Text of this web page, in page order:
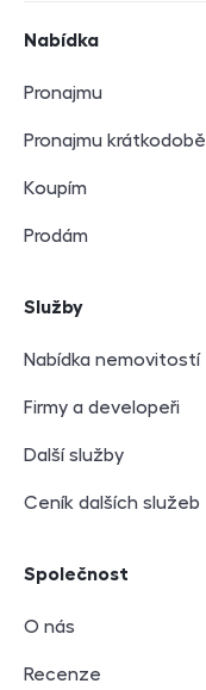
Nabídka
Pronajmu
Pronajmu krátkodobě
Koupím
Prodám
Služby
Nabídka nemovitostí
Firmy a developeři
Další služby
Ceník dalších služeb
Společnost
O nás
Recenze